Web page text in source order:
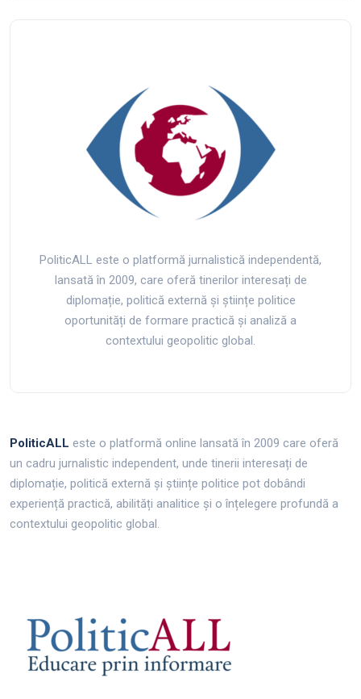
PoliticALL este o platformă jurnalistică independentă,
lansată în 2009, care oferă tinerilor interesați de
diplomație, politică externă și științe politice
oportunități de formare practică și analiză a
contextului geopolitic global.
PoliticALL este o platformă online lansată în 2009 care oferă
un cadru jurnalistic independent, unde tinerii interesați de
diplomație, politică externă și științe politice pot dobândi
experiență practică, abilități analitice și o înțelegere profundă a
contextului geopolitic global.